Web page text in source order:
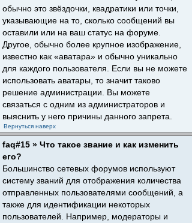
обычно это звёздочки, квадратики или точки,
указывающие на то, сколько сообщений вы
оставили или на ваш статус на форуме.
Другое, обычно более крупное изображение,
известно как «аватара» и обычно уникально
для каждого пользователя. Если вы не можете
использовать аватары, то значит таково
решение администрации. Вы можете
связаться с одним из администраторов и
выяснить у него причины данного запрета.
Вернуться наверх
faq#15 » Что такое звание и как изменить
его?
Большинство сетевых форумов используют
систему званий для отображения количества
отправленных пользователями сообщений, а
также для идентификации некоторых
пользователей. Например, модераторы и